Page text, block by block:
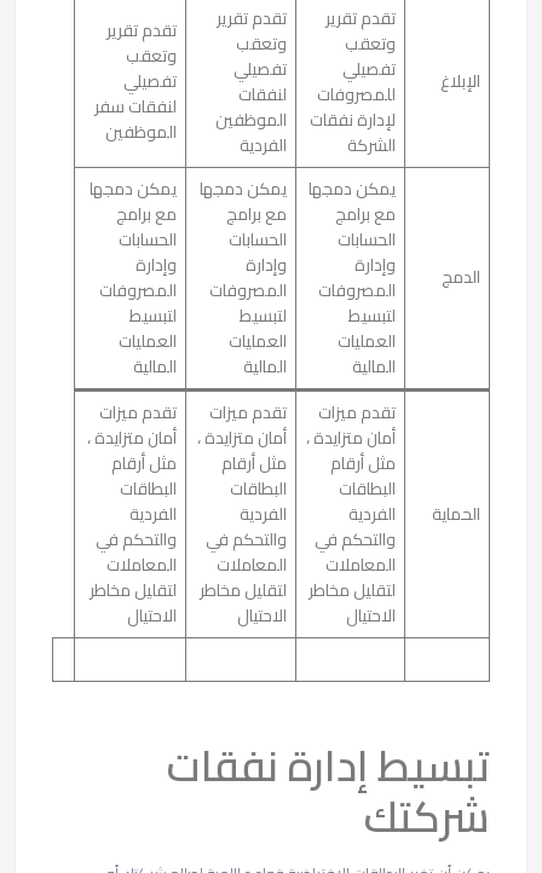
الإبلاغ
تقدم تقرير
وتعقب
تفصيلي
للمصروفات
لإدارة نفقات
الشركة
تقدم تقرير
وتعقب
تفصيلي
لنفقات
الموظفين
الفردية
تقدم تقرير
وتعقب
تفصيلي
لنفقات سفر
الموظفين
الدمج
يمكن دمجها
مع برامج
الحسابات
وإدارة
المصروفات
لتبسيط
العمليات
المالية
يمكن دمجها
مع برامج
الحسابات
وإدارة
المصروفات
لتبسيط
العمليات
المالية
يمكن دمجها
مع برامج
الحسابات
وإدارة
المصروفات
لتبسيط
العمليات
المالية
الحماية
تقدم ميزات
أمان متزايدة ،
مثل أرقام
البطاقات
الفردية
والتحكم في
المعاملات
لتقليل مخاطر
الاحتيال
تقدم ميزات
أمان متزايدة ،
مثل أرقام
البطاقات
الفردية
والتحكم في
المعاملات
لتقليل مخاطر
الاحتيال
تقدم ميزات
أمان متزايدة ،
مثل أرقام
البطاقات
الفردية
والتحكم في
المعاملات
لتقليل مخاطر
الاحتيال
تبسيط إدارة نفقات
شركتك